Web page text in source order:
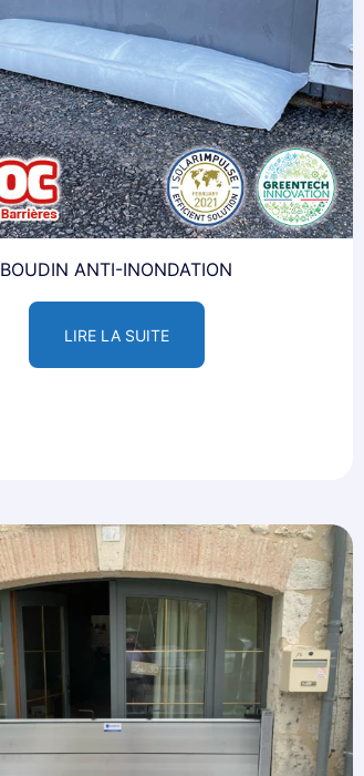
BOUDIN ANTI-INONDATION
LIRE LA SUITE